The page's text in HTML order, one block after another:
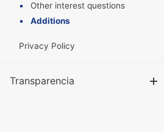
Other interest questions
Additions
Privacy Policy
Transparencia